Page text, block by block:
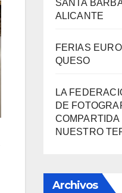
SANTA
ALICANTE
FERIAS
QUESO
LA
DE
COMPARTIDA
NUESTRO
Archivos